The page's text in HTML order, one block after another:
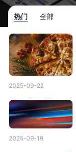
面对面聊增长
有赞春季发布会
新零售大会
新零售私享会
AllValue
增长产品指南
热门 全部
2025-09-22
2025-09-19